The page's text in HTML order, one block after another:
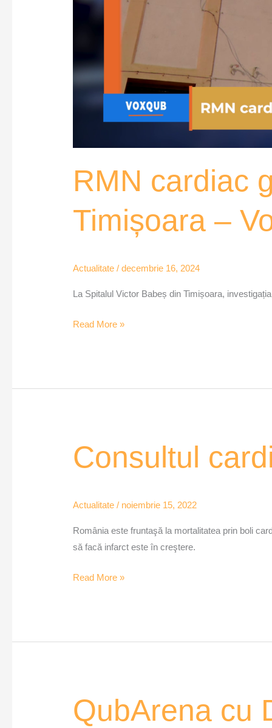
RMN cardiac
Timișoara –
Actualitate /decembrie 16, 2024
La Spitalul Victor Babeș din Timișoara,
Read More »
Consultul
Actualitate / noiembrie 15, 2022
România este fruntaşă la mortalitatea prin boli
să facă infarct este în creştere.
Consultul
cardiologic
–
MozaiQub
Read More »
QubArena cu
QubArena
cu